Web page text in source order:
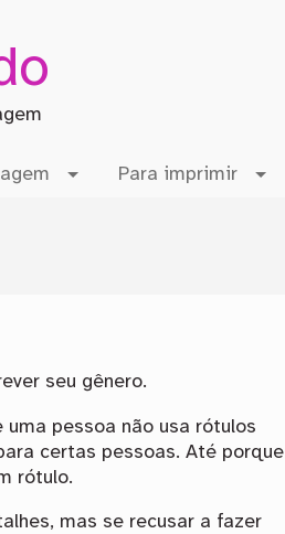
Para imprimir
seu gênero.
pessoa não usa rótulos
certas pessoas. Até porque
rótulo.
mas se recusar a fazer